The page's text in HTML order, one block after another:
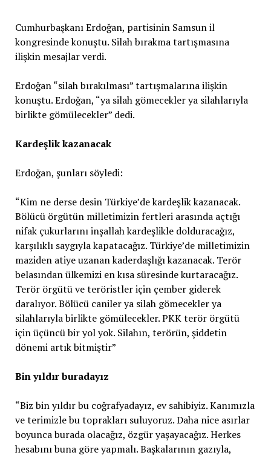
Cumhurbaşkanı Erdoğan, partisinin Samsun il
kongresinde konuştu. Silah bırakma tartışmasına
ilişkin mesajlar verdi.
Erdoğan “silah bırakılması” tartışmalarına ilişkin
konuştu. Erdoğan, “ya silah gömecekler ya silahlarıyla
birlikte gömülecekler” dedi.
Kardeşlik kazanacak
Erdoğan, şunları söyledi:
“Kim ne derse desin Türkiye’de kardeşlik kazanacak.
Bölücü örgütün milletimizin fertleri arasında açtığı
nifak çukurlarını inşallah kardeşlikle dolduracağız,
karşılıklı saygıyla kapatacağız. Türkiye’de milletimizin
maziden atiye uzanan kaderdaşlığı kazanacak. Terör
belasından ülkemizi en kısa süresinde kurtaracağız.
Terör örgütü ve teröristler için çember giderek
daralıyor. Bölücü caniler ya silah gömecekler ya
silahlarıyla birlikte gömülecekler. PKK terör örgütü
için üçüncü bir yol yok. Silahın, terörün, şiddetin
dönemi artık bitmiştir”
Bin yıldır buradayız
“Biz bin yıldır bu coğrafyadayız, ev sahibiyiz. Kanımızla
ve terimizle bu toprakları suluyoruz. Daha nice asırlar
boyunca burada olacağız, özgür yaşayacağız. Herkes
hesabını buna göre yapmalı. Başkalarının gazıyla,